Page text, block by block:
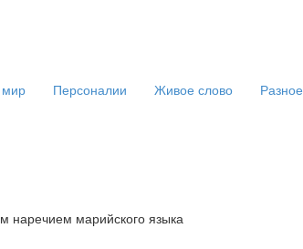
мир Персоналии Живое слово Разное
наречием марийского языка